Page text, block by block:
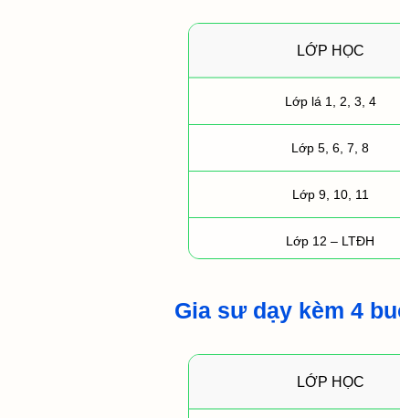
LỚP HỌC
Lớp lá 1, 2, 3, 4
Lớp 5, 6, 7, 8
Lớp 9, 10, 11
Lớp 12 – LTĐH
Gia sư dạy kèm 4
LỚP HỌC